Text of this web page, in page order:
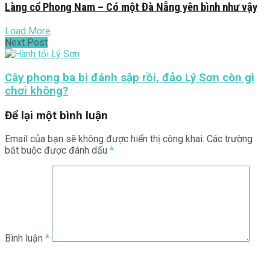
Làng cổ Phong Nam – Có một Đà Nẵng yên bình như vậy
Load More
Next Post
Cây phong ba bị đánh sập rồi, đảo Lý Sơn còn gì
chơi không?
Để lại một bình luận
Email của bạn sẽ không được hiển thị công khai. Các trường
bắt buộc được đánh dấu *
Bình luận *